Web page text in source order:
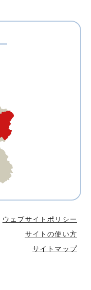
ウェブサイトポリシー
サイトの使い方
サイトマップ